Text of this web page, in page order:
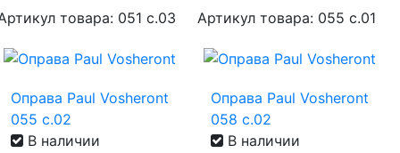
товара: 051 с.03
Артикул товара: 055 с.01
Оправа Paul Vosheront
055 с.02
В наличии
Оправа Paul Vosheront
058 с.02
В наличии